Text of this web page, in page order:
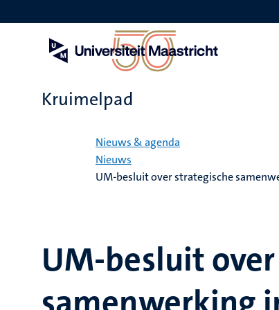
en
Kruimelpad
Nieuws & agenda
Nieuws
UM-besluit over strategische
UM-besluit